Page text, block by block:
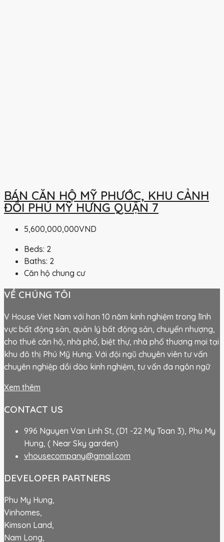
BÁN CĂN HỘ MỸ PHƯỚC, KHU CẢNH
ĐỒI PHÚ MỸ HƯNG QUẬN 7
5,600,000,000VND
Beds: 2
Baths: 2
Căn hộ chung cư
VỀ CHÚNG TÔI
V House Viet Nam với hơn 10 năm kinh nghiệm trong lĩnh
vực bất động sản, quản lý bất động sản, chuyển nhượng,
cho thuê căn hộ, nhà phố, biệt thự, nhà phố thương mại tại
khu đô thị Phú Mỹ Hưng. Với đội ngũ chuyên viên tư vấn
chuyên nghiệp dồi dào kinh nghiệm, tư vấn đa ngôn ngữ
Xem thêm
CONTACT US
996 Nguyen Van Linh St, (D1 -22 My Toan 3), Phu My
Hung, ( Near Sky garden)
vhousecompany@gmail.com
DEVELOPER PARTNERS
Phu My Hung,
Vinhomes,
Kimson Land,
Nam Long,